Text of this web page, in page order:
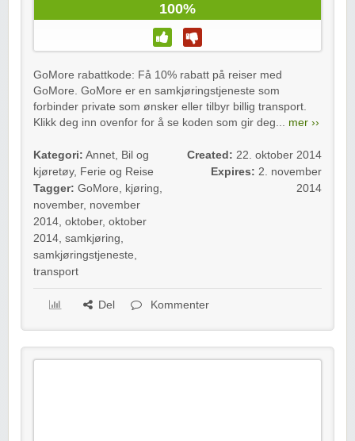
100%
GoMore rabattkode: Få 10% rabatt på reiser med
GoMore. GoMore er en samkjøringstjeneste som
forbinder private som ønsker eller tilbyr billig transport.
Klikk deg inn ovenfor for å se koden som gir deg... mer ››
Kategori: Annet, Bil og
kjøretøy, Ferie og Reise
Tagger: GoMore, kjøring,
november, november
2014, oktober, oktober
2014, samkjøring,
samkjøringstjeneste,
transport
Created: 22. oktober 2014
Expires: 2. november
2014
Del Kommenter